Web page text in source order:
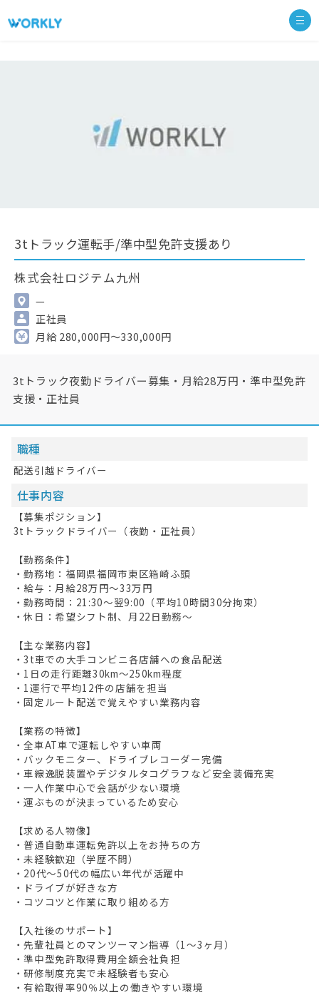
3tトラック運転手/準中型免許支援あり
株式会社ロジテム九州
—
正社員
月給 280,000円～330,000円
3tトラック夜勤ドライバー募集・月給28万円・準中型免許
支援・正社員
職種
配送引越ドライバー
仕事内容
【募集ポジション】
3tトラックドライバー（夜勤・正社員）
【勤務条件】
・勤務地：福岡県福岡市東区箱崎ふ頭
・給与：月給28万円～33万円
・勤務時間：21:30～翌9:00（平均10時間30分拘束）
・休日：希望シフト制、月22日勤務～
【主な業務内容】
・3t車での大手コンビニ各店舗への食品配送
・1日の走行距離30km～250km程度
・1運行で平均12件の店舗を担当
・固定ルート配送で覚えやすい業務内容
【業務の特徴】
・全車AT車で運転しやすい車両
・バックモニター、ドライブレコーダー完備
・車線逸脱装置やデジタルタコグラフなど安全装備充実
・一人作業中心で会話が少ない環境
・運ぶものが決まっているため安心
【求める人物像】
・普通自動車運転免許以上をお持ちの方
・未経験歓迎（学歴不問）
・20代～50代の幅広い年代が活躍中
・ドライブが好きな方
・コツコツと作業に取り組める方
【入社後のサポート】
・先輩社員とのマンツーマン指導（1～3ヶ月）
・準中型免許取得費用全額会社負担
・研修制度充実で未経験者も安心
・有給取得率90％以上の働きやすい環境